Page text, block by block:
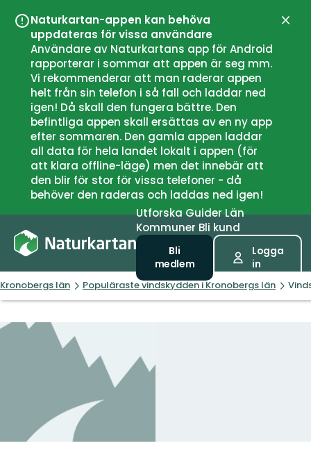
Naturkartan-appen kan behöva
uppdateras för vissa användare
Användare av Naturkartans app för Android
rapporterar i sommar att appen är seg mm.
Vi rekommenderar att man raderar appen
helt från sin telefon i så fall och laddar ned
igen! Då skall den fungera bättre. Den
befintliga appen skall ersättas av en ny app
efter sommaren. Den gamla appen laddar
all data för hela landet lokalt i appen (för
att klara offline-läge) men det innebär att
den blir för stor för vissa telefoner - då
behöver den raderas och laddas ned igen!
UtforskaGuiderLän
Kommuner Bli kund
Bli
medlem
Logga
in
Kronobergs län Populäraste vindskydden i Kronobergs län